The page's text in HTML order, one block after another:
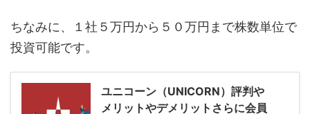
ちなみに、１社５万円から５０万円まで株数単位で
投資可能です。
ユニコーン（UNICORN）評判や
メリットやデメリットさらに会員